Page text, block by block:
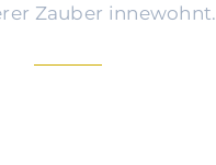
Zauber innewohnt.